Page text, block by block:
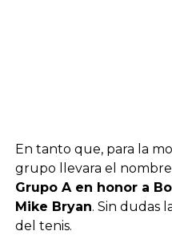
En tanto que, para la
grupo llevara el nombre
Grupo A en honor a
Mike Bryan. Sin dudas
del tenis.